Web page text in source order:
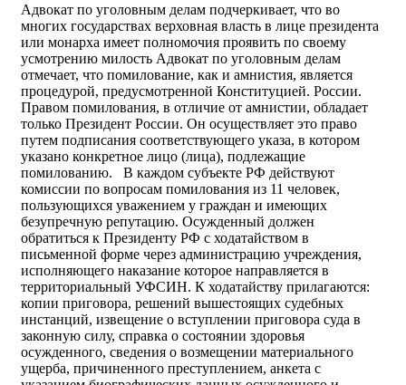
Адвокат по уголовным делам подчеркивает, что во
многих государствах верховная власть в лице президента
или монарха имеет полномочия проявить по своему
усмотрению милость Адвокат по уголовным делам
отмечает, что помилование, как и амнистия, является
процедурой, предусмотренной Конституцией. России.
Правом помилования, в отличие от амнистии, обладает
только Президент России. Он осуществляет это право
путем подписания соответствующего указа, в котором
указано конкретное лицо (лица), подлежащие
помилованию. В каждом субъекте РФ действуют
комиссии по вопросам помилования из 11 человек,
пользующихся уважением у граждан и имеющих
безупречную репутацию. Осужденный должен
обратиться к Президенту РФ с ходатайством в
письменной форме через администрацию учреждения,
исполняющего наказание которое направляется в
территориальный УФСИН. К ходатайству прилагаются:
копии приговора, решений вышестоящих судебных
инстанций, извещение о вступлении приговора суда в
законную силу, справка о состоянии здоровья
осужденного, сведения о возмещении материального
ущерба, причиненного преступлением, анкета с